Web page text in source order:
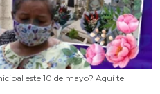
este 10 de mayo? Aquí te